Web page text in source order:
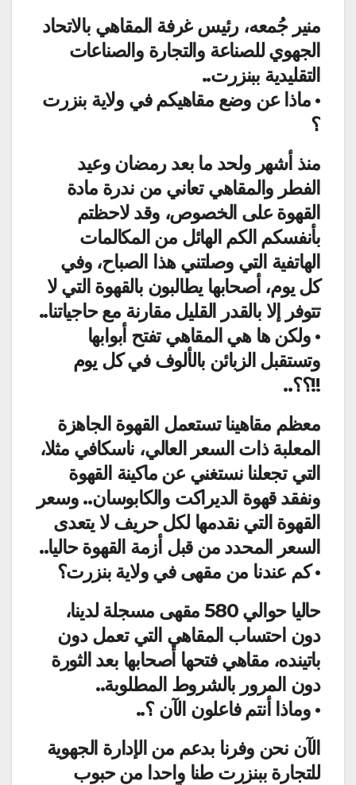
منير جُمعه، رئيس غرفة المقاهي بالاتحاد
الجهوي للصناعة والتجارة والصناعات
التقليدية ببنزرت..
• ماذا عن وضع مقاهيكم في ولاية بنزرت
؟
منذ أشهر ولحد ما بعد رمضان وعيد
الفطر والمقاهي تعاني من ندرة مادة
القهوة على الخصوص، وقد لاحظتم
بأنفسكم الكم الهائل من المكالمات
الهاتفية التي وصلتني هذا الصباح، وفي
كل يوم، أصحابها يطالبون بالقهوة التي لا
تتوفر إلا بالقدر القليل مقارنة مع حاجياتنا..
• ولكن ها هي المقاهي تفتح أبوابها
وتستقبل الزبائن بالألوف في كل يوم
!!؟؟..
معظم مقاهينا تستعمل القهوة الجاهزة
المعلبة ذات السعر العالي، ناسكافي مثلا،
التي تجعلنا نستغني عن ماكينة القهوة
ونفقد قهوة الديراكت والكابوسان.. وسعر
القهوة التي نقدمها لكل حريف لا يتعدى
السعر المحدد من قبل أزمة القهوة حاليا..
• كم عندنا من مقهى في ولاية بنزرت؟
حاليا حوالي 580 مقهى مسجلة لدينا،
دون احتساب المقاهي التي تعمل دون
باتينده، مقاهي فتحها أصحابها بعد الثورة
دون المرور بالشروط المطلوبة..
• وماذا أنتم فاعلون الآن ؟..
الآن نحن وفرنا بدعم من الإدارة الجهوية
للتجارة ببنزرت طنا واحدا من حبوب